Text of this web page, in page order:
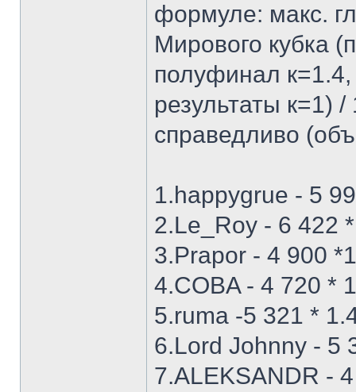
формуле: макс.
Мирового кубка
полуфинал
результаты к=1)
справедливо
1.happygrue - 5
2.Le_Roy - 6 422
3.Prapor - 4 900
4.COBA - 4 720 *
5.ruma -5 321 *
6.Lord Johnny - 5
7.ALEKSANDR -